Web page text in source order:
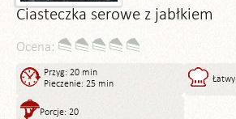
Ciasteczka serowe z jabłkiem
Ocena:
Przyg: 20 min
Pieczenie: 25 min
Łatwy
Porcje: 20